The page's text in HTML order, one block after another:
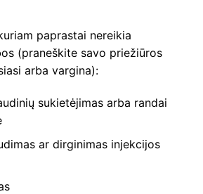
paprastai nereikia
(praneškite savo priežiūros
arba vargina):
sukietėjimas arba randai
ar dirginimas injekcijos